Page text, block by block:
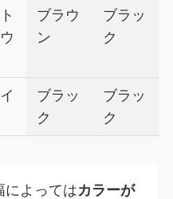
ブラウ
ン
ブラッ
ク
ブラッ
ク
ブラッ
ク
によってはカラーが